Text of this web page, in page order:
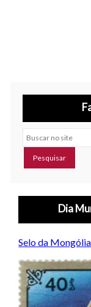
Buscar no site
Dia
Selo da